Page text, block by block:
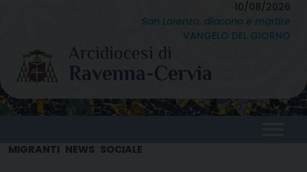
content
10/08/2026
San Lorenzo, diacono e martire
VANGELO DEL GIORNO
MIGRANTI NEWS SOCIALE